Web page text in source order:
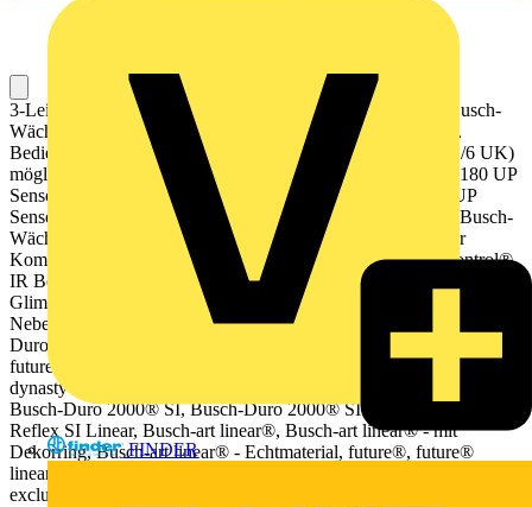
FINDER
3-Leiter-Anschlusstechnik (Neutralleiter erforderlich). Für Busch-
Wächter® 180 UP Sensor für Allwetter 44® 6800-3x-102C.
Bedienung auch über konventionelle Taster (2020 US, 2021/6 UK)
möglich. Hinweise zu Archivgeräten: Für Busch-Wächter® 180 UP
Sensor Standard 6810-21x-101. Für Busch-Wächter® 180 UP
Sensor Komfort II 6800-xxx-104 und 6800-xxx-104M. Für Busch-
Wächter® Präsenz tech 6813-xxx-101 und 6813/11-xxx. Für
Komfort-Timer-Bedienelement 6455-101. Für Busch-Ferncontrol®
IR Bedienelement 6067-xxx-10x. Für Bedienelement mit
Glimmlampe 6543-xxx-10x. Kombinierbar mit Busch-Wächter®
Nebenstellen-Einsatz 6805 U. Designlinie: Plattform 63, Busch-
Duro 2000® SI, Reflex SI, Busch-balance® SI, Busch-art linear®,
future® linear, Busch-axcent®, solo®, pur edelstahl, carat®, Busch-
dynasty®, Allwetter 44® (IP44), alpha, impuls Designlinie Variante:
Busch-Duro 2000® SI, Busch-Duro 2000® SI Linear, Reflex SI,
Reflex SI Linear, Busch-art linear®, Busch-art linear® - mit
Dekorring, Busch-art linear® - Echtmaterial, future®, future®
linear, Busch-axcent®, Busch-axcent® pur, alpha nea®, alpha
exclusive®